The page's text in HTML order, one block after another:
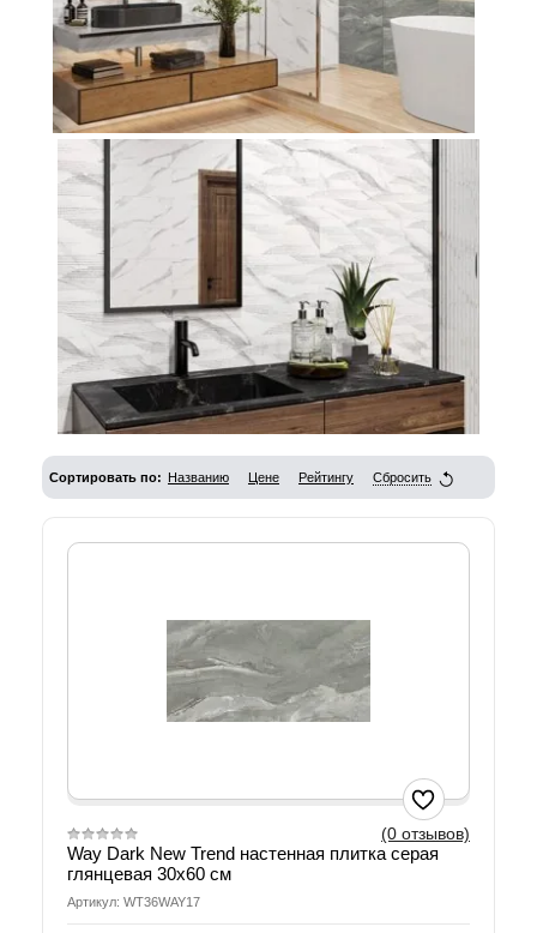
Сортировать по: Названию Цене Рейтингу Сбросить
(0 отзывов)
Way Dark New Trend настенная плитка серая
глянцевая 30х60 см
Артикул: WT36WAY17